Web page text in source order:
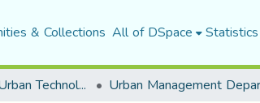
& Collections All of DSpace Statistics
Institute for Urban Technology Management